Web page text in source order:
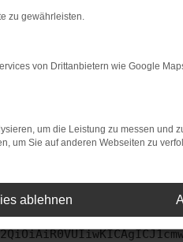
Funktioniert die Seite in
bestimmte Funktionen nicht
das Problem zu
zu gewährleisten.
von Drittanbietern wie Google
um die Leistung zu messen und
um Sie auf anderen Webseiten zu
ablehnen